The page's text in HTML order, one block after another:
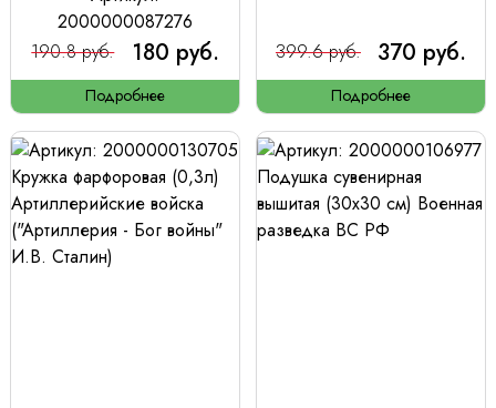
2000000087276
190.8 руб.
180 руб.
Подробнее
399.6 руб. 370 руб.
Подробнее